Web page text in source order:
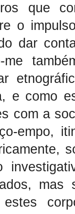
que
o
dar
me
e como
com a
empo,
estes